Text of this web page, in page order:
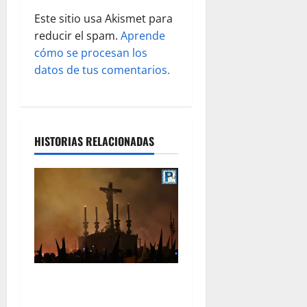
a
d
a
Este sitio usa Akismet para
reducir el spam. Aprende
cómo se procesan los
datos de tus comentarios.
HISTORIAS RELACIONADAS